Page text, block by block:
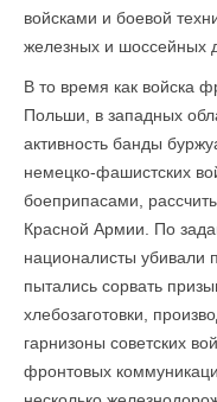
войсками и боевой
железных и шоссейных
В то время как войска
Польши, в западных
активность банды
немецко-фашистских
боеприпасами,
Красной Армии. По
националисты убивали
пытались сорвать
хлебозаготовки,
гарнизоны советских
фронтовых